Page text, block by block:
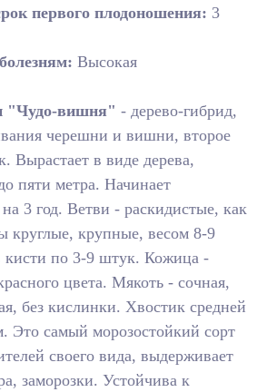
первого плодоношения: 3
Высокая
"Чудо-вишня" - дерево-гибрид,
черешни и вишни, второе
Вырастает в виде дерева,
пяти метра. Начинает
3 год. Ветви - раскидистые, как
круглые, крупные, весом 8-9
кисти по 3-9 штук. Кожица -
цвета. Мякоть - сочная,
без кислинки. Хвостик средней
Это самый морозостойкий сорт
своего вида, выдерживает
заморозки. Устойчива к